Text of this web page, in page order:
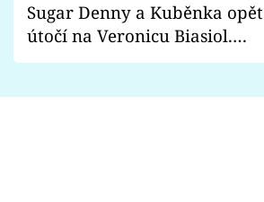
Sugar Denny a Kuběnka opět
útočí na Veronicu Biasiol.
Proč je podle nich falešná a